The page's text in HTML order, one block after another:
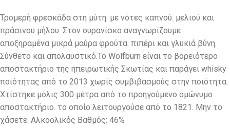
Τρομερή φρεσκάδα στη μύτη. με νότες καπνού. μελιού και
πράσινου μήλου. Στον ουρανίσκο αναγνωρίζουμε
αποξηραμένα μικρά μαύρα φρούτα. πιπέρι και γλυκιά βύνη.
Σύνθετο και απολαυστικό.Το Wolfburn είναι το βορειότερο
αποστακτήριο της ηπειρωτικής Σκωτίας και παράγει whisky
ποιότητας από το 2013 χωρίς συμβιβασμούς στην ποιότητα.
Χτίστηκε μόλις 300 μέτρα από το προηγούμενο ομώνυμο
αποστακτήριο. το οποίο λειτουργούσε από το 1821. Μην το
χάσετε. Αλκοολικός Βαθμός: 46%